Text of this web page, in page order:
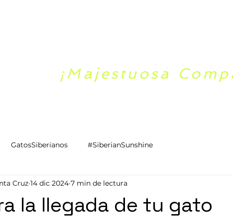
¡Majestuosa
GatosSiberianos #SiberianSunshine
la llegada de tu gato
Cruz 14 dic 2024 7 min de lectura